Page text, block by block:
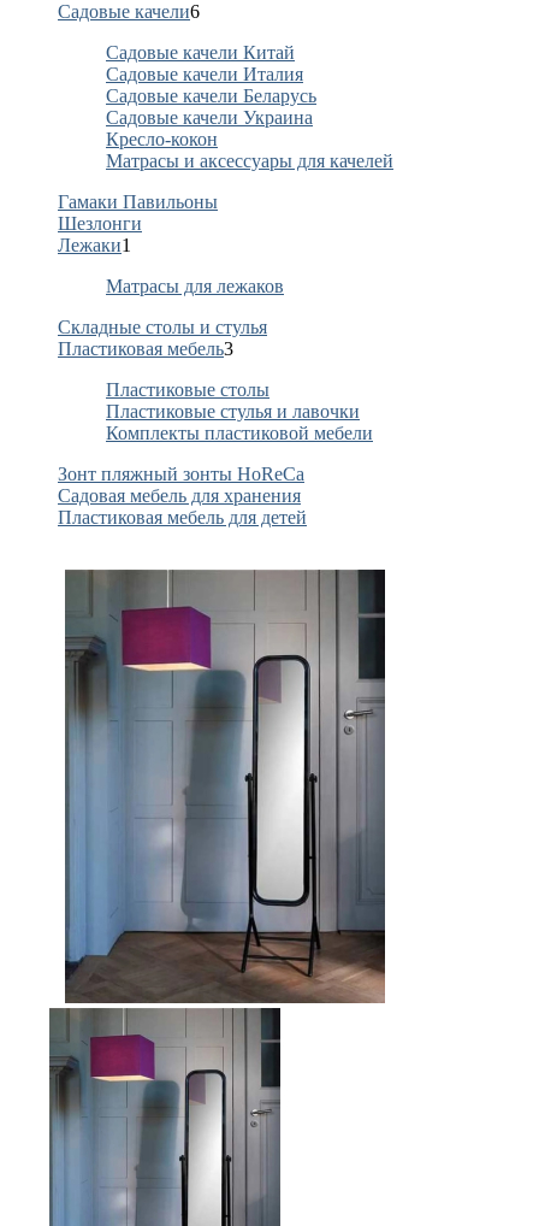
Садовые качели6
Садовые качели Китай
Садовые качели Италия
Садовые качели Беларусь
Садовые качели Украина
Кресло-кокон
Матрасы и аксессуары для качелей
Гамаки Павильоны
Шезлонги
Лежаки1
Матрасы для лежаков
Складные столы и стулья
Пластиковая мебель3
Пластиковые столы
Пластиковые стулья и лавочки
Комплекты пластиковой мебели
Зонт пляжный зонты HoReCa
Садовая мебель для хранения
Пластиковая мебель для детей